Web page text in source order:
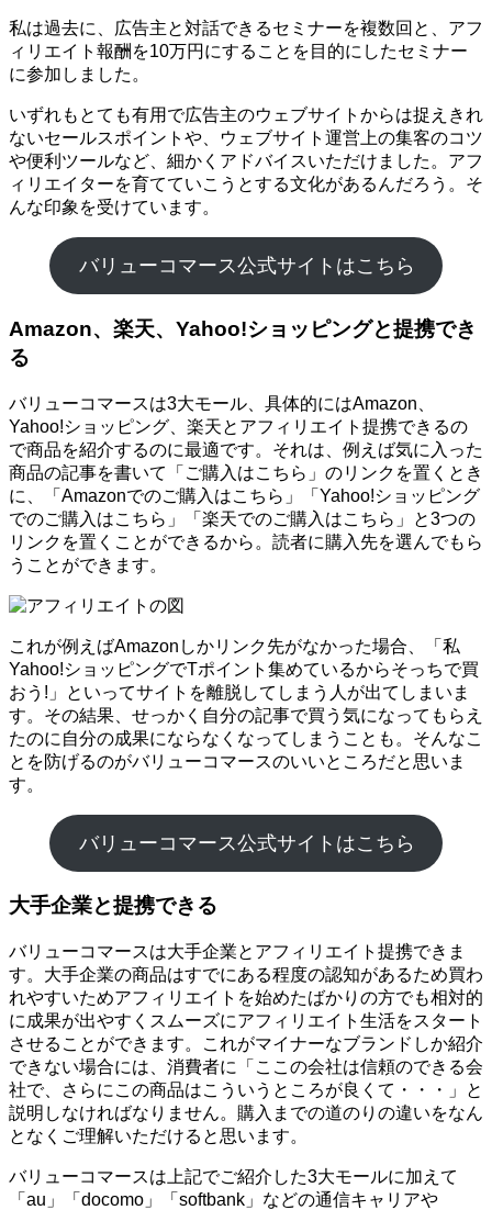
私は過去に、広告主と対話できるセミナーを複数回と、アフ
ィリエイト報酬を10万円にすることを目的にしたセミナー
に参加しました。
いずれもとても有用で広告主のウェブサイトからは捉えきれ
ないセールスポイントや、ウェブサイト運営上の集客のコツ
や便利ツールなど、細かくアドバイスいただけました。アフ
ィリエイターを育てていこうとする文化があるんだろう。そ
んな印象を受けています。
バリューコマース公式サイトはこちら
Amazon、楽天、Yahoo!ショッピングと提携でき
る
バリューコマースは3大モール、具体的にはAmazon、
Yahoo!ショッピング、楽天とアフィリエイト提携できるの
で商品を紹介するのに最適です。それは、例えば気に入った
商品の記事を書いて「ご購入はこちら」のリンクを置くとき
に、「Amazonでのご購入はこちら」「Yahoo!ショッピング
でのご購入はこちら」「楽天でのご購入はこちら」と3つの
リンクを置くことができるから。読者に購入先を選んでもら
うことができます。
これが例えばAmazonしかリンク先がなかった場合、「私
Yahoo!ショッピングでTポイント集めているからそっちで買
おう!」といってサイトを離脱してしまう人が出てしまいま
す。その結果、せっかく自分の記事で買う気になってもらえ
たのに自分の成果にならなくなってしまうことも。そんなこ
とを防げるのがバリューコマースのいいところだと思いま
す。
バリューコマース公式サイトはこちら
大手企業と提携できる
バリューコマースは大手企業とアフィリエイト提携できま
す。大手企業の商品はすでにある程度の認知があるため買わ
れやすいためアフィリエイトを始めたばかりの方でも相対的
に成果が出やすくスムーズにアフィリエイト生活をスタート
させることができます。これがマイナーなブランドしか紹介
できない場合には、消費者に「ここの会社は信頼のできる会
社で、さらにこの商品はこういうところが良くて・・・」と
説明しなければなりません。購入までの道のりの違いをなん
となくご理解いただけると思います。
バリューコマースは上記でご紹介した3大モールに加えて
「au」「docomo」「softbank」などの通信キャリアや